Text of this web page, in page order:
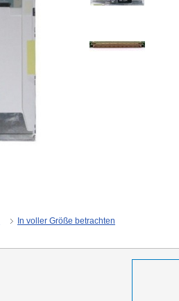
In voller Größe betrachten